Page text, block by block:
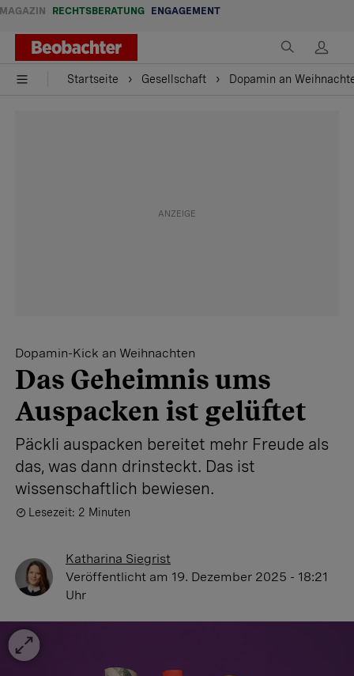
MAGAZIN RECHTSBERATUNG ENGAGEMENT
Startseite Gesellschaft Dopamin an
Dopamin-Kick an Weihnachten
Das Geheimnis ums
Auspacken ist gelüftet
Päckli auspacken bereitet mehr Freude als
das, was dann drinsteckt. Das ist
wissenschaftlich bewiesen.
Lesezeit: 2 Minuten
Katharina Siegrist
Veröffentlicht am 19. Dezember 2025 - 18:21
Uhr